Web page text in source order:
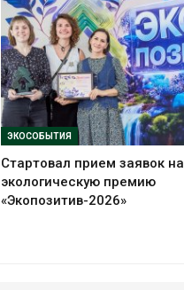
ЭКОСОБЫТИЯ
Стартовал прием заявок на
экологическую премию
«Экопозитив-2026»